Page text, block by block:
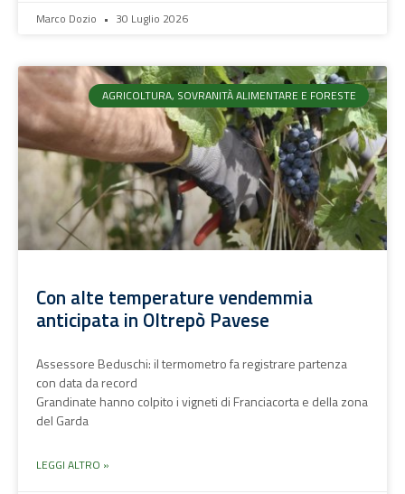
Marco Dozio 30 Luglio 2026
AGRICOLTURA, SOVRANITÀ ALIMENTARE E FORESTE
Con alte temperature vendemmia
anticipata in Oltrepò Pavese
Assessore Beduschi: il termometro fa registrare partenza
con data da record
Grandinate hanno colpito i vigneti di Franciacorta e della zona
del Garda
LEGGI ALTRO »